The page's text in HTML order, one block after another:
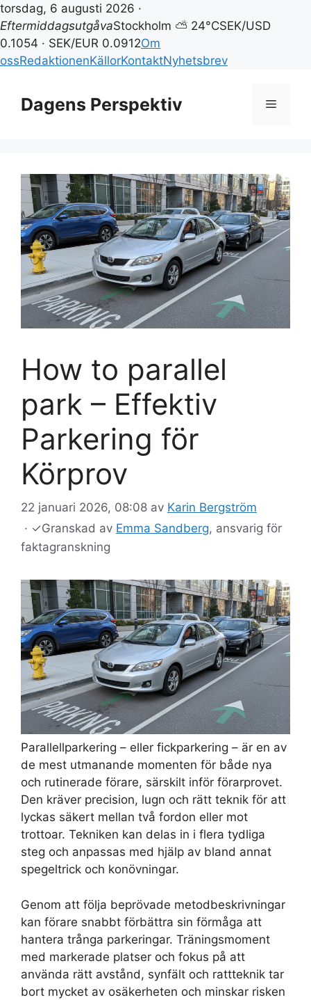
torsdag, 6 augusti 2026 ·
EftermiddagsutgåvaStockholm ⛅ 24°CSEK/USD
0.1054 · SEK/EUR 0.0912Om
ossRedaktionenKällorKontaktNyhetsbrev
innehållDagens Perspektiv Meny
How to parallel
park – Effektiv
Parkering för
Körprov
22 januari 2026, 08:08 av Karin Bergström
· ✓Granskad av Emma Sandberg, ansvarig för
faktagranskning
Parallellparkering – eller fickparkering – är en av
de mest utmanande momenten för både nya
och rutinerade förare, särskilt inför förarprovet.
Den kräver precision, lugn och rätt teknik för att
lyckas säkert mellan två fordon eller mot
trottoar. Tekniken kan delas in i flera tydliga
steg och anpassas med hjälp av bland annat
spegeltrick och konövningar.
Genom att följa beprövade metodbeskrivningar
kan förare snabbt förbättra sin förmåga att
hantera trånga parkeringar. Träningsmoment
med markerade platser och fokus på att
använda rätt avstånd, synfält och rattteknik tar
bort mycket av osäkerheten och minskar risken